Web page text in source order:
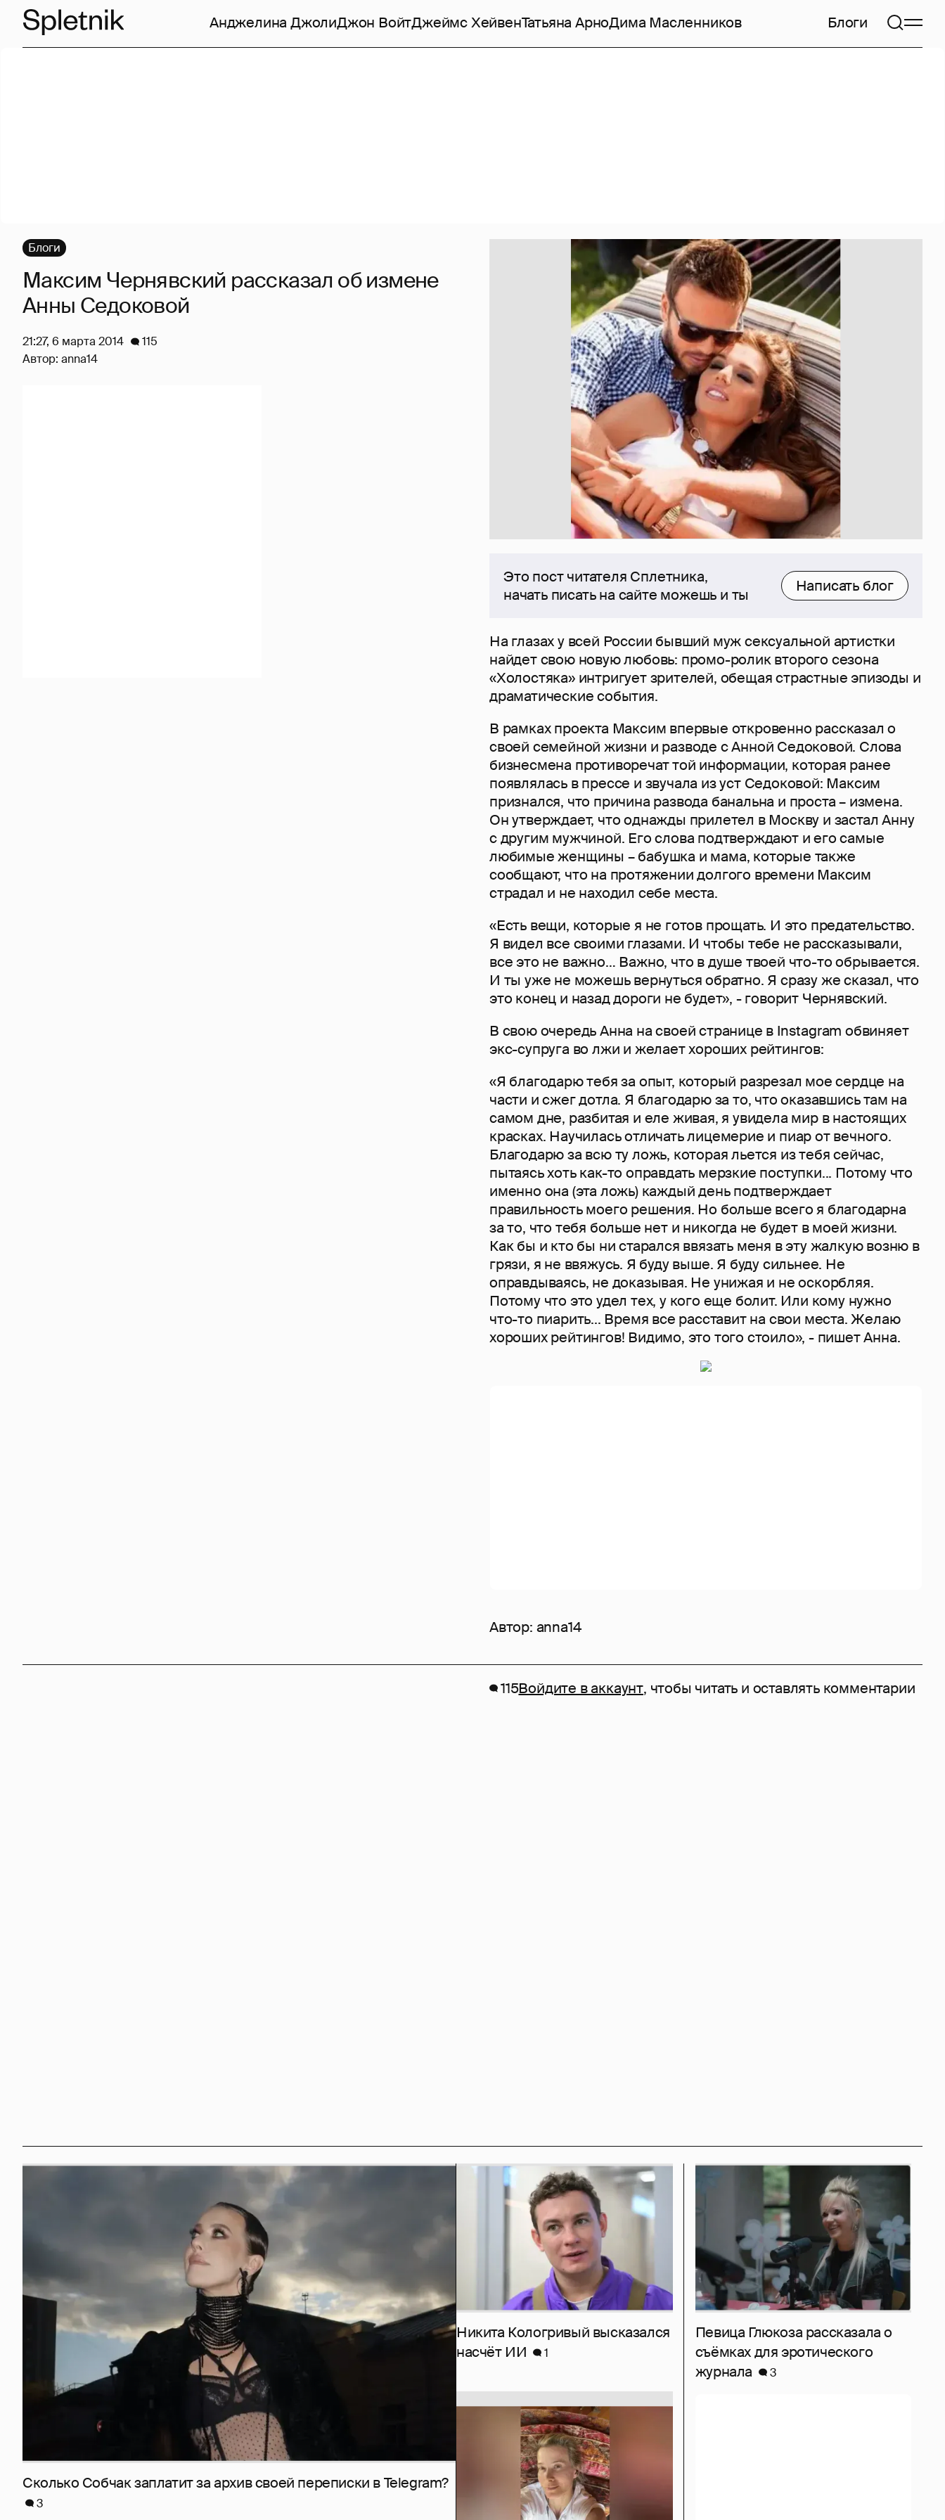
Анджелина ДжолиДжон ВойтДжеймс ХейвенТатьяна АрноДима Масленников Блоги
Это пост читателя Сплетника,
начать писать на сайте можешь и ты
Написать блог
На глазах у всей России бывший муж сексуальной артистки
найдет свою новую любовь: промо-ролик второго сезона
«Холостяка» интригует зрителей, обещая страстные эпизоды и
драматические события.
В рамках проекта Максим впервые откровенно рассказал о
своей семейной жизни и разводе с Анной Седоковой. Слова
бизнесмена противоречат той информации, которая ранее
появлялась в прессе и звучала из уст Седоковой: Максим
признался, что причина развода банальна и проста – измена.
Он утверждает, что однажды прилетел в Москву и застал Анну
с другим мужчиной. Его слова подтверждают и его самые
любимые женщины – бабушка и мама, которые также
сообщают, что на протяжении долгого времени Максим
страдал и не находил себе места.
«Есть вещи, которые я не готов прощать. И это предательство.
Я видел все своими глазами. И чтобы тебе не рассказывали,
все это не важно… Важно, что в душе твоей что-то обрывается.
И ты уже не можешь вернуться обратно. Я сразу же сказал, что
это конец и назад дороги не будет», - говорит Чернявский.
В свою очередь Анна на своей странице в Instagram обвиняет
экс-супруга во лжи и желает хороших рейтингов:
«Я благодарю тебя за опыт, который разрезал мое сердце на
части и сжег дотла. Я благодарю за то, что оказавшись там на
самом дне, разбитая и еле живая, я увидела мир в настоящих
красках. Научилась отличать лицемерие и пиар от вечного.
Благодарю за всю ту ложь, которая льется из тебя сейчас,
пытаясь хоть как-то оправдать мерзкие поступки... Потому что
именно она (эта ложь) каждый день подтверждает
правильность моего решения. Но больше всего я благодарна
за то, что тебя больше нет и никогда не будет в моей жизни.
Как бы и кто бы ни старался ввязать меня в эту жалкую возню в
грязи, я не ввяжусь. Я буду выше. Я буду сильнее. Не
оправдываясь, не доказывая. Не унижая и не оскорбляя.
Потому что это удел тех, у кого еще болит. Или кому нужно
что-то пиарить... Время все расставит на свои места. Желаю
хороших рейтингов! Видимо, это того стоило», - пишет Анна.
Автор: anna14
Блоги
Максим Чернявский рассказал об измене
Анны Седоковой
21:27, 6 марта 2014
115
Автор: anna14
115Войдите в аккаунт, чтобы читать и оставлять комментарии
Сколько Собчак заплатит за архив своей перeписки в Telegram?
3
Никита Кологривый высказался
насчёт ИИ
1
Певица Глюкоза рассказала о
съёмках для эротического
журнала
3